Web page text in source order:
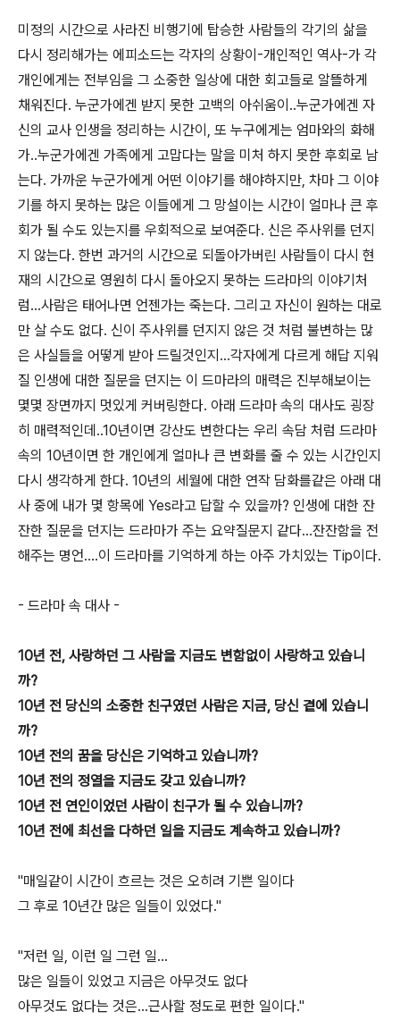
미정의 시간으로 사라진 비행기에 탑승한 사람들의 각기의 삶을
다시 정리해가는 에피소드는 각자의 상황이-개인적인 역사-가 각
개인에게는 전부임을 그 소중한 일상에 대한 회고들로 알뜰하게
채워진다. 누군가에겐 받지 못한 고백의 아쉬움이..누군가에겐 자
신의 교사 인생을 정리하는 시간이, 또 누구에게는 엄마와의 화해
가..누군가에겐 가족에게 고맙다는 말을 미처 하지 못한 후회로 남
는다. 가까운 누군가에게 어떤 이야기를 해야하지만, 차마 그 이야
기를 하지 못하는 많은 이들에게 그 망설이는 시간이 얼마나 큰 후
회가 될 수도 있는지를 우회적으로 보여준다. 신은 주사위를 던지
지 않는다. 한번 과거의 시간으로 되돌아가버린 사람들이 다시 현
재의 시간으로 영원히 다시 돌아오지 못하는 드라마의 이야기처
럼...사람은 태어나면 언젠가는 죽는다. 그리고 자신이 원하는 대로
만 살 수도 없다. 신이 주사위를 던지지 않은 것 처럼 불변하는 많
은 사실들을 어떻게 받아 드릴것인지...각자에게 다르게 해답 지워
질 인생에 대한 질문을 던지는 이 드마라의 매력은 진부해보이는
몇몇 장면까지 멋있게 커버링한다. 아래 드라마 속의 대사도 굉장
히 매력적인데..10년이면 강산도 변한다는 우리 속담 처럼 드라마
속의 10년이면 한 개인에게 얼마나 큰 변화를 줄 수 있는 시간인지
다시 생각하게 한다. 10년의 세월에 대한 연작 담화를같은 아래 대
사 중에 내가 몇 항목에 Yes라고 답할 수 있을까? 인생에 대한 잔
잔한 질문을 던지는 드라마가 주는 요약질문지 같다...잔잔함을 전
해주는 명언....이 드라마를 기억하게 하는 아주 가치있는 Tip이다.
- 드라마 속 대사 -
10년 전, 사랑하던 그 사람을 지금도 변함없이 사랑하고 있습니
까?
10년 전 당신의 소중한 친구였던 사람은 지금, 당신 곁에 있습니
까?
10년 전의 꿈을 당신은 기억하고 있습니까?
10년 전의 정열을 지금도 갖고 있습니까?
10년 전 연인이었던 사람이 친구가 될 수 있습니까?
10년 전에 최선을 다하던 일을 지금도 계속하고 있습니까?
"매일같이 시간이 흐르는 것은 오히려 기쁜 일이다
그 후로 10년간 많은 일들이 있었다."
"저런 일, 이런 일 그런 일...
많은 일들이 있었고 지금은 아무것도 없다
아무것도 없다는 것은...근사할 정도로 편한 일이다."